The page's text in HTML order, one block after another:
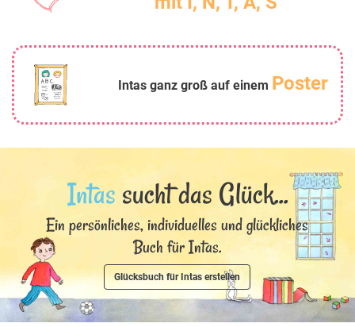
Intas ganz groß auf einem Poster
Intas sucht das Glück...
Ein persönliches, individuelles und glückliches
Buch für Intas.
Glücksbuch für Intas erstellen